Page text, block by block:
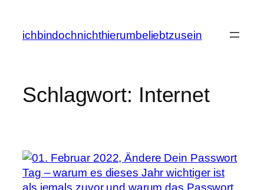
springen
ichbindochnichthierumbeliebtzusein
Schlagwort: Internet